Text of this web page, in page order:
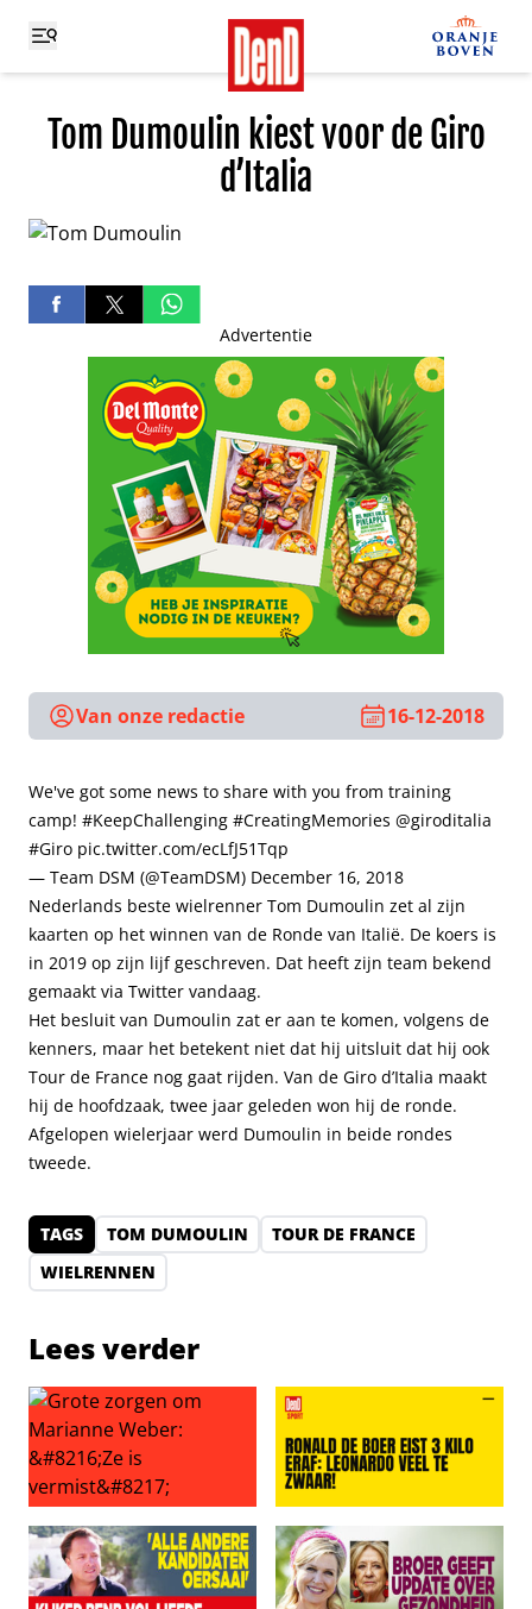
Tom Dumoulin kiest voor de Giro
d’Italia
Advertentie
Van onze redactie 16-12-2018
We've got some news to share with you from training
camp! #KeepChallenging #CreatingMemories @giroditalia
#Giro pic.twitter.com/ecLfJ51Tqp
— Team DSM (@TeamDSM) December 16, 2018
Nederlands beste wielrenner Tom Dumoulin zet al zijn
kaarten op het winnen van de Ronde van Italië. De koers is
in 2019 op zijn lijf geschreven. Dat heeft zijn team bekend
gemaakt via Twitter vandaag.
Het besluit van Dumoulin zat er aan te komen, volgens de
kenners, maar het betekent niet dat hij uitsluit dat hij ook
Tour de France nog gaat rijden. Van de Giro d’Italia maakt
hij de hoofdzaak, twee jaar geleden won hij de ronde.
Afgelopen wielerjaar werd Dumoulin in beide rondes
tweede.
TAGS TOM DUMOULIN
TOUR DE FRANCE
WIELRENNEN
Lees verder
Grote zorgen om Marianne Weber: ‘Ze is vermist’
Ronald de Boer eist 3 kilo